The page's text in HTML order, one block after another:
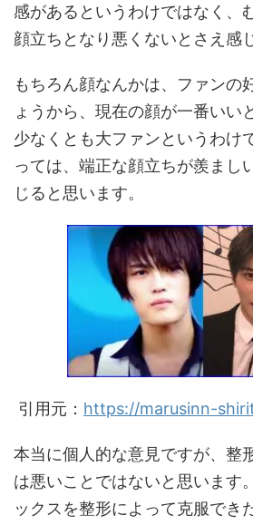
感があるというわけではなく、
顔立ちとなり悪くないとさえ感
もちろん顔なんかは、ファンの
ょうから、現在の顔が一番いい
少なくとも大ファンというわけ
っては、端正な顔立ちが羨まし
じると思います。
引用元： https://marusinn-
本当に個人的な意見ですが、整
は悪いことではないと思います
ックスを整形によって克服でき